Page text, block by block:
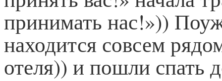
принимать нас!»))
находится совсем
отеля)) и пошли спать